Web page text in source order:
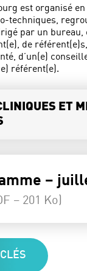
est organisé
techniques,
par un bureau,
de
d’un(e)
référent(e).
ET
–
– 201 Ko)